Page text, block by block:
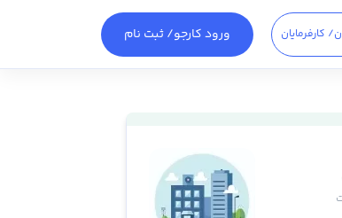
/ کارفرمایان ورود کارجو/ ثبت نام